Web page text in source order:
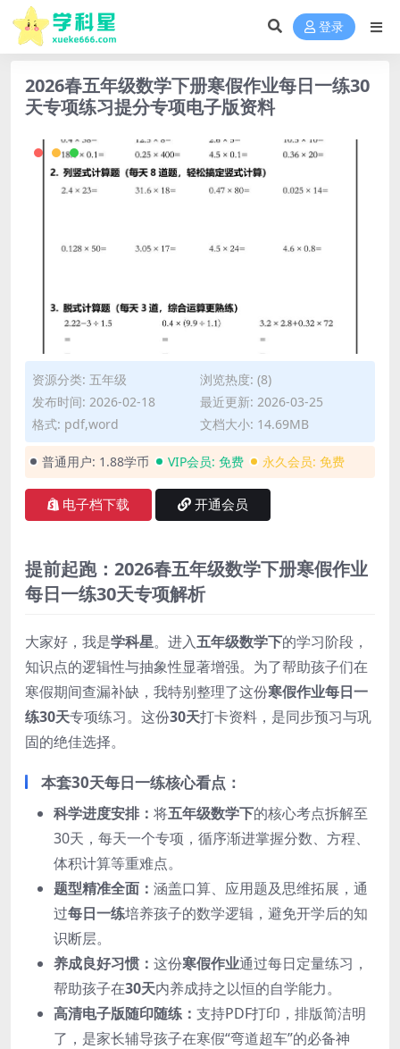
登录
2026春五年级数学下册寒假作业每日一练30
天专项练习提分专项电子版资料
资源分类: 五年级
浏览热度: (8)
发布时间: 2026-02-18
最近更新: 2026-03-25
格式: pdf,word
文档大小: 14.69MB
普通用户: 1.88学币 VIP会员: 免费 永久会员: 免费
电子档下载 开通会员
提前起跑：2026春五年级数学下册寒假作业
每日一练30天专项解析
大家好，我是学科星。进入五年级数学下的学习阶段，
知识点的逻辑性与抽象性显著增强。为了帮助孩子们在
寒假期间查漏补缺，我特别整理了这份寒假作业每日一
练30天专项练习。这份30天打卡资料，是同步预习与巩
固的绝佳选择。
本套30天每日一练核心看点：
科学进度安排： 将五年级数学下的核心考点拆解至
30天，每天一个专项，循序渐进掌握分数、方程、
体积计算等重难点。
题型精准全面： 涵盖口算、应用题及思维拓展，通
过每日一练培养孩子的数学逻辑，避免开学后的知
识断层。
养成良好习惯： 这份寒假作业通过每日定量练习，
帮助孩子在30天内养成持之以恒的自学能力。
高清电子版随印随练： 支持PDF打印，排版简洁明
了，是家长辅导孩子在寒假“弯道超车”的必备神